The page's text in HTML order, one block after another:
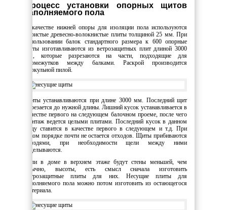
Процесс установки опорных щитов
заполняемого пола
В качестве нижней опоры для изоляции пола используются
пористые древесно-волокнистые плиты толщиной 25 мм. При
использовании балок стандартного размера к 600 опорные
щиты изготавливаются из ветрозащитных плит длиной 3000
мм, которые разрезаются на части, подходящие для
промежутков между балками. Раскрой производится
циркульной пилой.
Щиты устанавливаются при длине 3000 мм. Последний щит
обрезается до нужной длины. Лишний кусок устанавливается в
качестве первого на следующем балочном проеме, после чего
монтаж ведется целыми плитами. Последний кусок в данном
ряду ставится в качестве первого в следующем и т.д. При
таком порядке почти не остается отходов. Щиты прибиваются
гвоздями, при необходимости щели между ними
заделываются.
Если в доме в верхнем этаже будут стены меньшей, чем
обычно, высоты, есть смысл сначала изготовить
ветрозащитные плиты для них. Несущие плиты для
заполняемого пола можно потом изготовить из остающегося
материала.